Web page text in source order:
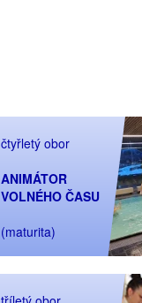
čtyřletý obor
ANIMÁTOR
VOLNÉHO ČASU
(maturita)